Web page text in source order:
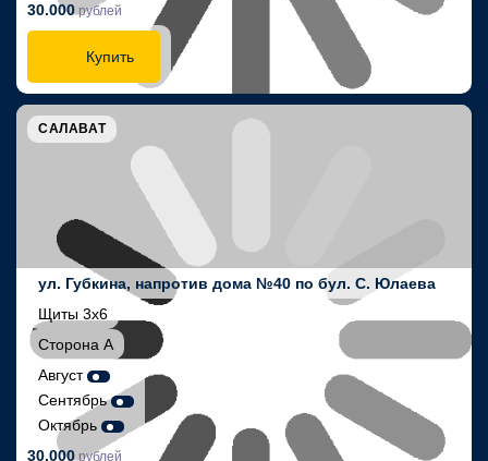
30.000рублей
Купить
САЛАВАТ
ул. Губкина, напротив дома №40 по бул. С. Юлаева
Щиты 3х6
Сторона А
Август
Сентябрь
Октябрь
30.000рублей